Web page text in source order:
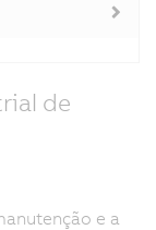
de
e a